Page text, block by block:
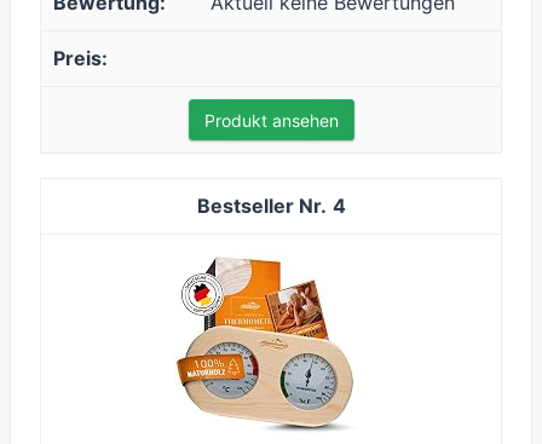
Produkt ansehen
4